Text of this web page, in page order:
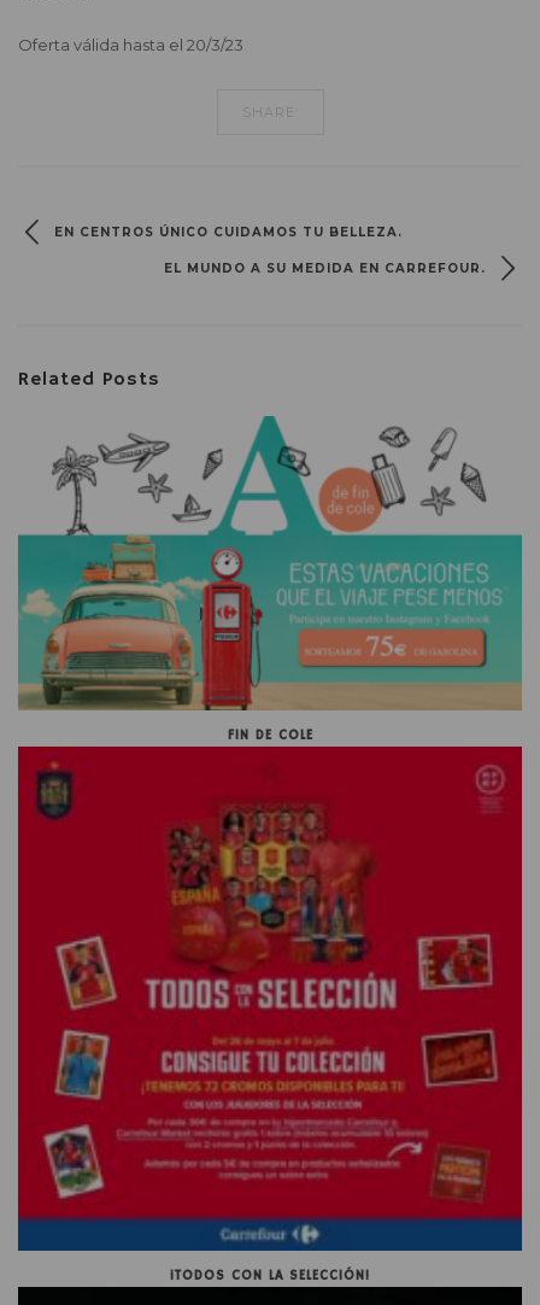
Oferta válida hasta el 20/3/23
SHARE:
EN CENTROS ÚNICO CUIDAMOS TU BELLEZA.
EL MUNDO A SU MEDIDA EN CARREFOUR.
Related Posts
FIN DE COLE
¡TODOS CON LA SELECCIÓN!